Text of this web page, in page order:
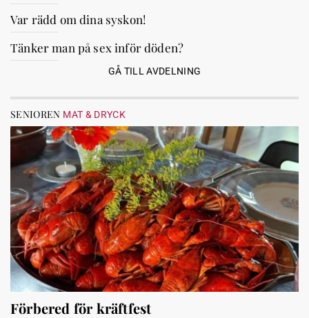
Var rädd om dina syskon!
Tänker man på sex inför döden?
GÅ TILL AVDELNING
SENIOREN MAT & DRYCK
Förbered för kräftfest